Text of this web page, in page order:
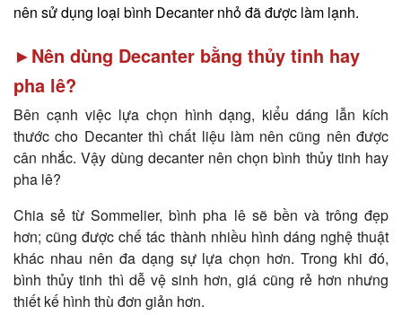
nên sử dụng loại bình Decanter nhỏ đã được làm lạnh.
►Nên dùng Decanter bằng thủy tinh hay
pha lê?
Bên cạnh việc lựa chọn hình dạng, kiểu dáng lẫn kích
thước cho Decanter thì chất liệu làm nên cũng nên được
cân nhắc. Vậy dùng decanter nên chọn bình thủy tinh hay
pha lê?
Chia sẻ từ Sommelier, bình pha lê sẽ bền và trông đẹp
hơn; cũng được chế tác thành nhiều hình dáng nghệ thuật
khác nhau nên đa dạng sự lựa chọn hơn. Trong khi đó,
bình thủy tinh thì dễ vệ sinh hơn, giá cũng rẻ hơn nhưng
thiết kế hình thù đơn giản hơn.